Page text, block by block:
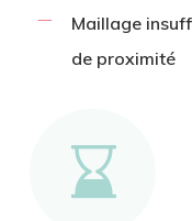
Maillage
de proximité